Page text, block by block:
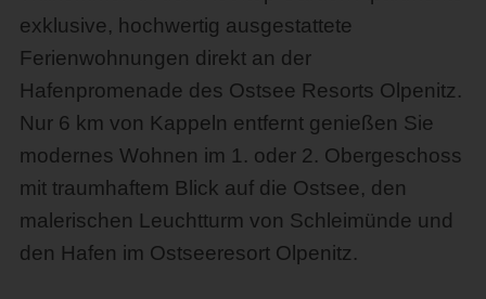
exklusive, hochwertig ausgestattete
Ferienwohnungen direkt an der
Hafenpromenade des Ostsee Resorts Olpenitz.
Nur 6 km von Kappeln entfernt genießen Sie
modernes Wohnen im 1. oder 2. Obergeschoss
mit traumhaftem Blick auf die Ostsee, den
malerischen Leuchtturm von Schleimünde und
den Hafen im Ostseeresort Olpenitz.